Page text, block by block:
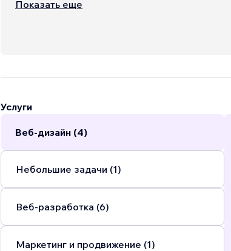
I am no longer adding example "Client
Показать еще
Услуги
Веб-дизайн (4)
Небольшие задачи (1)
Веб-разработка (6)
Маркетинг и продвижение (1)